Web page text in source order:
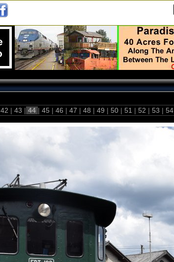
42 | 43 | 44 | 45 | 46 | 47 | 48 | 49 | 50 | 51 | 52 | 53 | 54